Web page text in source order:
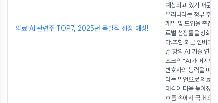
의료 AI 관련주 TOP7, 2025년 폭발적 성장 예상!
예상되고 있기 때문
우리나라는 정부 주
개발 및 도입을 촉진
로벌 성장률을 상회
다.또한 최근 엔비디
슨 황의 AI 기술 연설
스크의 "AI가 머지않
변호사의 능력을 따
라는 발언으로 의료
대감이 더욱 높아졌
흐름 속에서 국내 의